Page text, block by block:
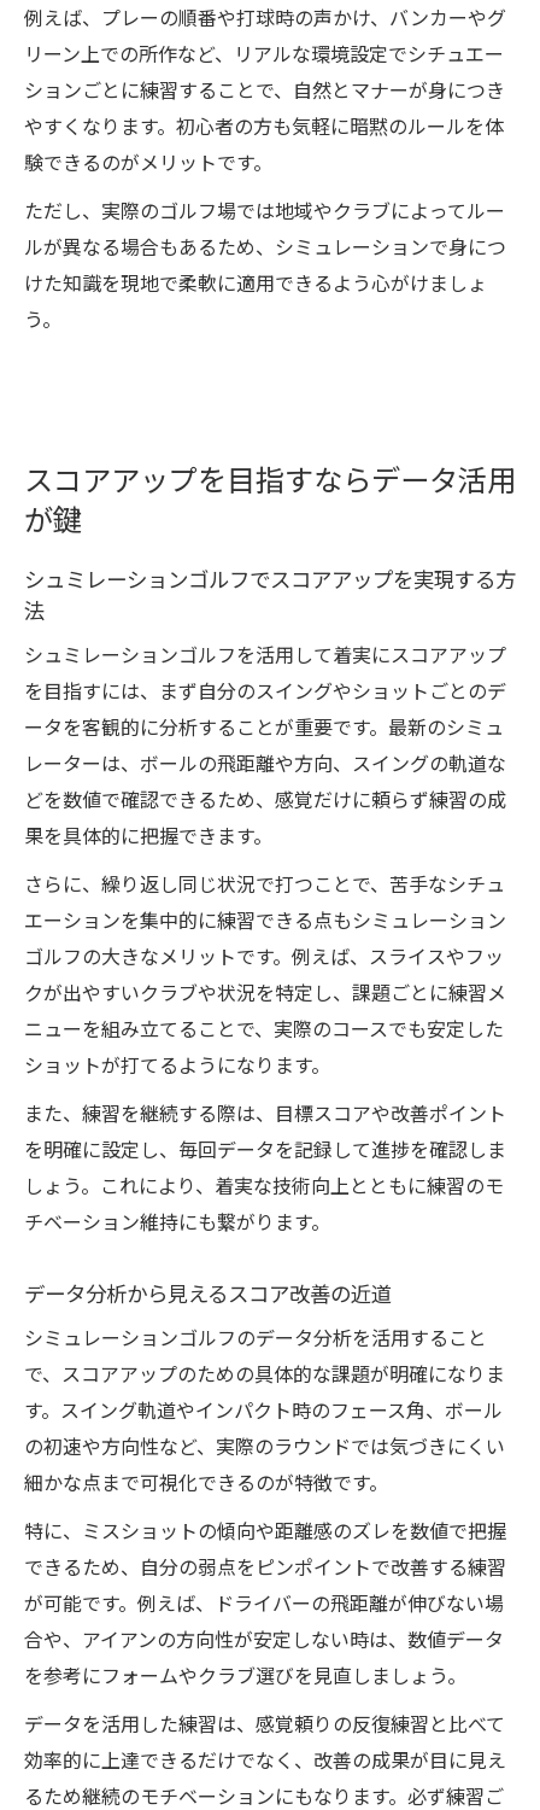
例えば、プレーの順番や打球時の声かけ、バンカーやグ
リーン上での所作など、リアルな環境設定でシチュエー
ションごとに練習することで、自然とマナーが身につき
やすくなります。初心者の方も気軽に暗黙のルールを体
験できるのがメリットです。
ただし、実際のゴルフ場では地域やクラブによってルー
ルが異なる場合もあるため、シミュレーションで身につ
けた知識を現地で柔軟に適用できるよう心がけましょ
う。
スコアアップを目指すならデータ活用
が鍵
シュミレーションゴルフでスコアアップを実現する方
法
シュミレーションゴルフを活用して着実にスコアアップ
を目指すには、まず自分のスイングやショットごとのデ
ータを客観的に分析することが重要です。最新のシミュ
レーターは、ボールの飛距離や方向、スイングの軌道な
どを数値で確認できるため、感覚だけに頼らず練習の成
果を具体的に把握できます。
さらに、繰り返し同じ状況で打つことで、苦手なシチュ
エーションを集中的に練習できる点もシミュレーション
ゴルフの大きなメリットです。例えば、スライスやフッ
クが出やすいクラブや状況を特定し、課題ごとに練習メ
ニューを組み立てることで、実際のコースでも安定した
ショットが打てるようになります。
また、練習を継続する際は、目標スコアや改善ポイント
を明確に設定し、毎回データを記録して進捗を確認しま
しょう。これにより、着実な技術向上とともに練習のモ
チベーション維持にも繋がります。
データ分析から見えるスコア改善の近道
シミュレーションゴルフのデータ分析を活用すること
で、スコアアップのための具体的な課題が明確になりま
す。スイング軌道やインパクト時のフェース角、ボール
の初速や方向性など、実際のラウンドでは気づきにくい
細かな点まで可視化できるのが特徴です。
特に、ミスショットの傾向や距離感のズレを数値で把握
できるため、自分の弱点をピンポイントで改善する練習
が可能です。例えば、ドライバーの飛距離が伸びない場
合や、アイアンの方向性が安定しない時は、数値データ
を参考にフォームやクラブ選びを見直しましょう。
データを活用した練習は、感覚頼りの反復練習と比べて
効率的に上達できるだけでなく、改善の成果が目に見え
るため継続のモチベーションにもなります。必ず練習ご